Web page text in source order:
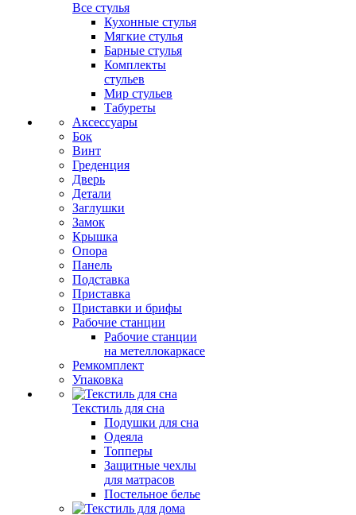
Все стулья
Кухонные стулья
Мягкие стулья
Барные стулья
Комплекты
стульев
Мир стульев
Табуреты
Аксессуары
Бок
Винт
Греденция
Дверь
Детали
Заглушки
Замок
Крышка
Опора
Панель
Подставка
Приставка
Приставки и брифы
Рабочие станции
Рабочие станции
на метеллокаркасе
Ремкомплект
Упаковка
Текстиль для сна
Подушки для сна
Одеяла
Топперы
Защитные чехлы
для матрасов
Постельное белье